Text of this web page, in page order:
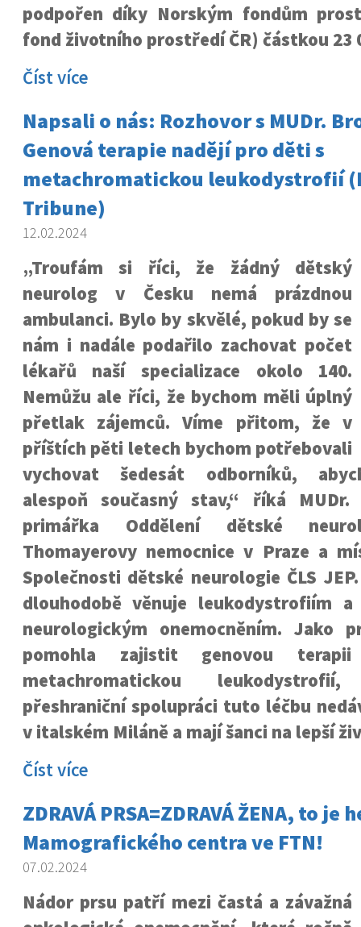
podpořen díky Norským fondům
fond životního prostředí ČR) částkou 23
Číst více
Napsali o nás: Rozhovor s MUDr.
Genová terapie nadějí pro děti s
metachromatickou leukodystrofií
Tribune)
12.02.2024
„Troufám si říci, že žádný dětský
neurolog v Česku nemá prázdnou
ambulanci. Bylo by skvělé, pokud by se
nám i nadále podařilo zachovat počet
lékařů naší specializace okolo 140.
Nemůžu ale říci, že bychom měli úplný
přetlak zájemců. Víme přitom, že v
příštích pěti letech bychom potřebovali
vychovat šedesát odborníků,
alespoň současný stav,“ říká MUDr.
primářka Oddělení dětské
Thomayerovy nemocnice v Praze a
Společnosti dětské neurologie ČLS
dlouhodobě věnuje leukodystrofiím
neurologickým onemocněním. Jako
pomohla zajistit genovou
metachromatickou
přeshraniční spolupráci tuto léčbu
v italském Miláně a mají šanci na lepší
Číst více
ZDRAVÁ PRSA=ZDRAVÁ ŽENA, to je
Mamografického centra ve FTN!
07.02.2024
Nádor prsu patří mezi častá a závažná